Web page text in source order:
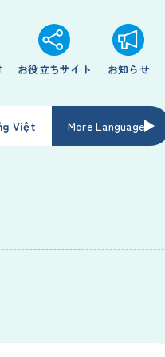
お役立ちサイト お知らせ
Việt More Language